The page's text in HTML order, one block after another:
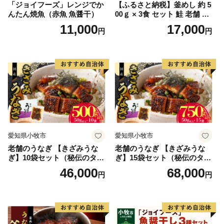
「ジョイフーズ」レンジでか
んたん焼魚（赤魚 魚醤干）
11,000円
【ふるさと納税】釜めし 約 5
00ｇ × 3食 セット 鮭 老舗 急
速冷凍 レンチン 時短 簡単調
理 食品 加工品 海鮮 手作り
り寄せグルメ 愛知県 小牧市
送料無料
17,000円
愛知県小牧市
老舗のうなぎ 【きざみうな
ぎ】10袋セット（秘伝のタレ
46,000円
愛知県小牧市
老舗のうなぎ 【きざみうな
ぎ】15袋セット（秘伝のタレ
68,000円